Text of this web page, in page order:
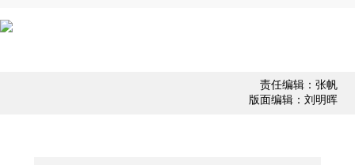
责任编辑：张帆
版面编辑：刘明晖